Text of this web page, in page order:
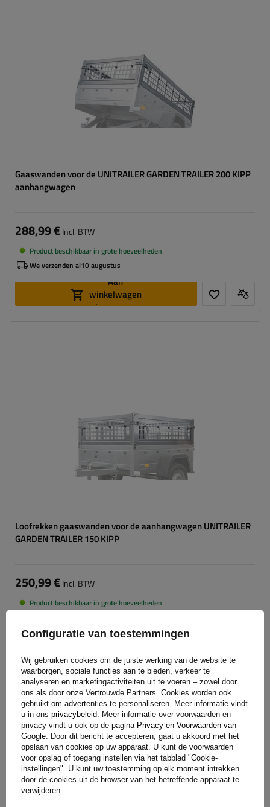
Gaaswanden voor de UNITRAILER GARDEN TRAILER 200 KIPP
aanhangwagen
288,99 €Incl. BTW
Product beschikbaar in grote hoeveelheden
We verzenden al10 augustus
Aan
winkelwagen
toevoegen
Loofrekken gaaswanden voor de aanhangwagen UNITRAILER
GARDEN TRAILER 150 KIPP
250,99 €Incl. BTW
Product beschikbaar in grote hoeveelheden
Aan
toevoegen
Configuratie van toestemmingen
Wij gebruiken cookies om de juiste werking van de website te
waarborgen, sociale functies aan te bieden, verkeer te
analyseren en marketingactiviteiten uit te voeren – zowel door
ons als door onze Vertrouwde Partners. Cookies worden ook
gebruikt om advertenties te personaliseren. Meer informatie vindt
u in ons privacybeleid. Meer informatie over voorwaarden en
privacy vindt u ook op de pagina Privacy en Voorwaarden van
Google. Door dit bericht te accepteren, gaat u akkoord met het
opslaan van cookies op uw apparaat. U kunt de voorwaarden
voor opslag of toegang instellen via het tabblad "Cookie-
instellingen". U kunt uw toestemming op elk moment intrekken
door de cookies uit de browser van het betreffende apparaat te
verwijderen.